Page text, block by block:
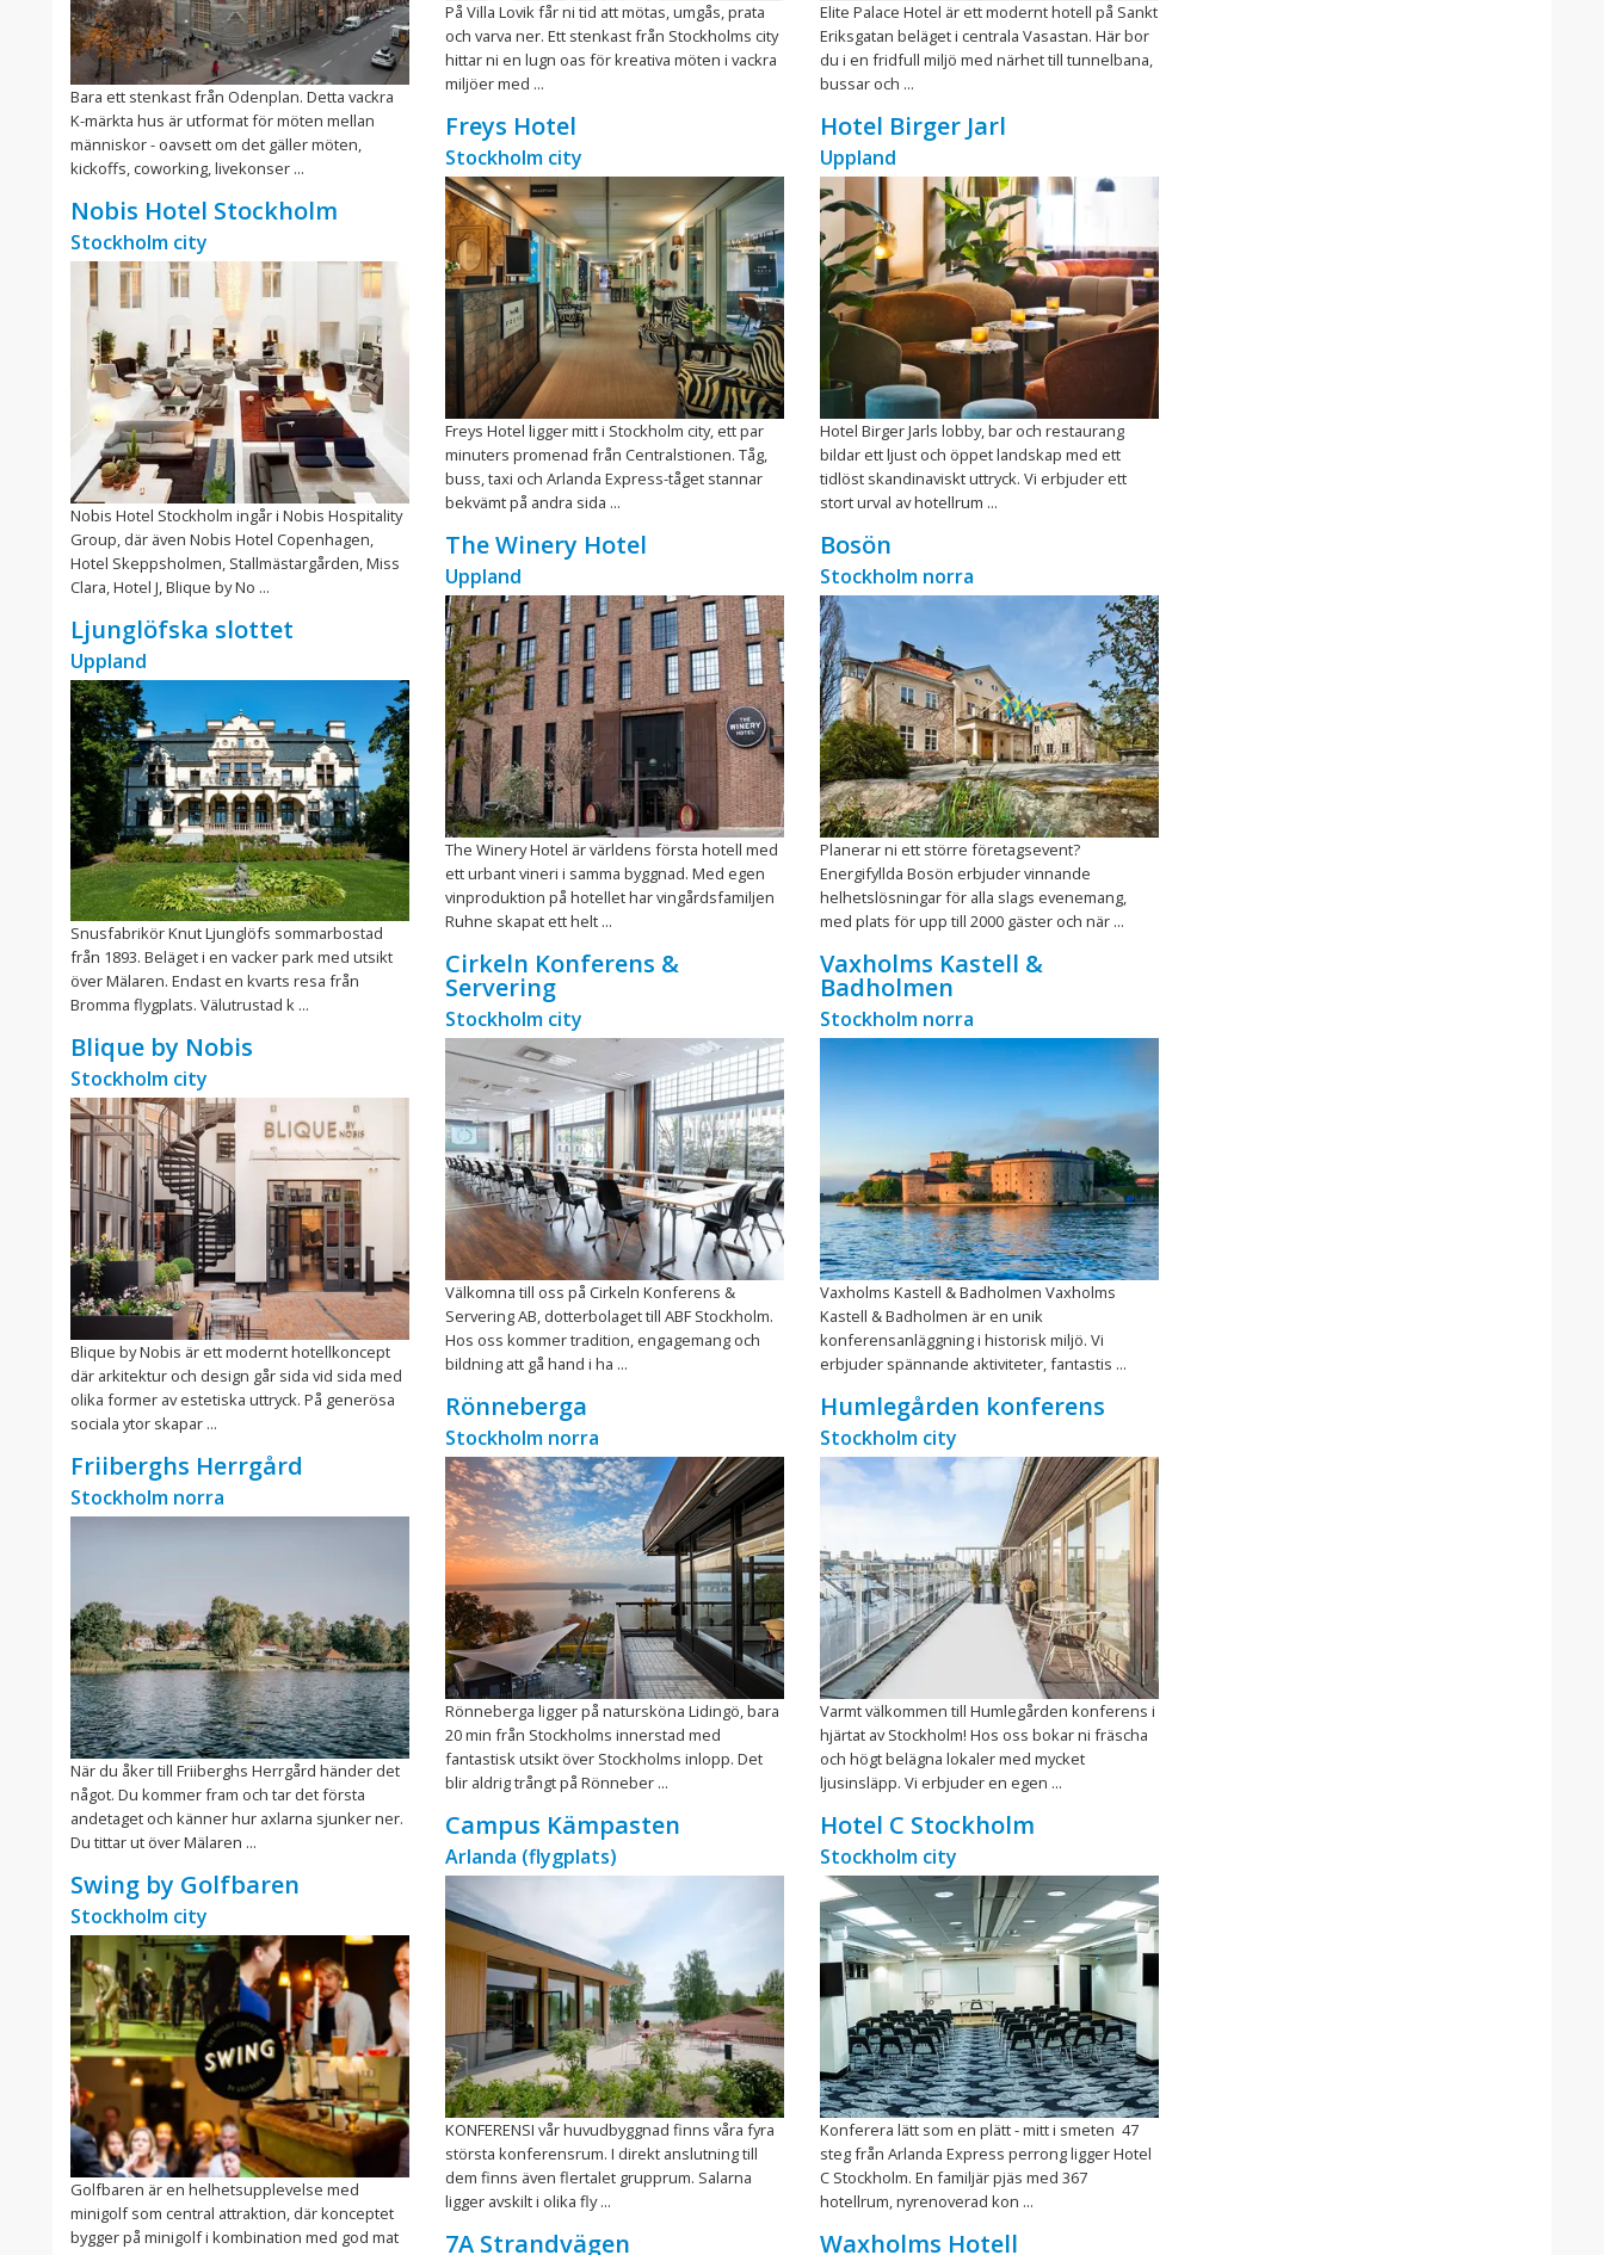
Bara ett stenkast från Odenplan. Detta vackra
K-märkta hus är utformat för möten mellan
människor - oavsett om det gäller möten,
kickoffs, coworking, livekonser ...
Nobis Hotel Stockholm
Stockholm city
Nobis Hotel Stockholm ingår i Nobis Hospitality
Group, där även Nobis Hotel Copenhagen,
Hotel Skeppsholmen, Stallmästargården, Miss
Clara, Hotel J, Blique by No ...
Ljunglöfska slottet
Uppland
Snusfabrikör Knut Ljunglöfs sommarbostad
från 1893. Beläget i en vacker park med utsikt
över Mälaren. Endast en kvarts resa från
Bromma flygplats. Välutrustad k ...
Blique by Nobis
Stockholm city
Blique by Nobis är ett modernt hotellkoncept
där arkitektur och design går sida vid sida med
olika former av estetiska uttryck. På generösa
sociala ytor skapar ...
Friiberghs Herrgård
Stockholm norra
När du åker till Friiberghs Herrgård händer det
något. Du kommer fram och tar det första
andetaget och känner hur axlarna sjunker ner.
Du tittar ut över Mälaren ...
Swing by Golfbaren
Stockholm city
Golfbaren är en helhetsupplevelse med
minigolf som central attraktion, där konceptet
bygger på minigolf i kombination med god mat
På Villa Lovik får ni tid att mötas, umgås, prata
och varva ner. Ett stenkast från Stockholms city
hittar ni en lugn oas för kreativa möten i vackra
miljöer med ...
Freys Hotel
Stockholm city
Freys Hotel ligger mitt i Stockholm city, ett par
minuters promenad från Centralstionen. Tåg,
buss, taxi och Arlanda Express-tåget stannar
bekvämt på andra sida ...
The Winery Hotel
Uppland
The Winery Hotel är världens första hotell med
ett urbant vineri i samma byggnad. Med egen
vinproduktion på hotellet har vingårdsfamiljen
Ruhne skapat ett helt ...
Cirkeln Konferens &
Servering
Stockholm city
Välkomna till oss på Cirkeln Konferens &
Servering AB, dotterbolaget till ABF Stockholm.
Hos oss kommer tradition, engagemang och
bildning att gå hand i ha ...
Rönneberga
Stockholm norra
Rönneberga ligger på natursköna Lidingö, bara
20 min från Stockholms innerstad med
fantastisk utsikt över Stockholms inlopp. Det
blir aldrig trångt på Rönneber ...
Campus Kämpasten
Arlanda (flygplats)
KONFERENSI vår huvudbyggnad finns våra fyra
största konferensrum. I direkt anslutning till
dem finns även flertalet grupprum. Salarna
ligger avskilt i olika fly ...
7A Strandvägen
Elite Palace Hotel är ett modernt hotell på Sankt
Eriksgatan beläget i centrala Vasastan. Här bor
du i en fridfull miljö med närhet till tunnelbana,
bussar och ...
Hotel Birger Jarl
Uppland
Hotel Birger Jarls lobby, bar och restaurang
bildar ett ljust och öppet landskap med ett
tidlöst skandinaviskt uttryck. Vi erbjuder ett
stort urval av hotellrum ...
Bosön
Stockholm norra
Planerar ni ett större företagsevent?
Energifyllda Bosön erbjuder vinnande
helhetslösningar för alla slags evenemang,
med plats för upp till 2000 gäster och när ...
Vaxholms Kastell &
Badholmen
Stockholm norra
Vaxholms Kastell & Badholmen Vaxholms
Kastell & Badholmen är en unik
konferensanläggning i historisk miljö. Vi
erbjuder spännande aktiviteter, fantastis ...
Humlegården konferens
Stockholm city
Varmt välkommen till Humlegården konferens i
hjärtat av Stockholm! Hos oss bokar ni fräscha
och högt belägna lokaler med mycket
ljusinsläpp. Vi erbjuder en egen ...
Hotel C Stockholm
Stockholm city
Konferera lätt som en plätt - mitt i smeten 47
steg från Arlanda Express perrong ligger Hotel
C Stockholm. En familjär pjäs med 367
hotellrum, nyrenoverad kon ...
Waxholms Hotell